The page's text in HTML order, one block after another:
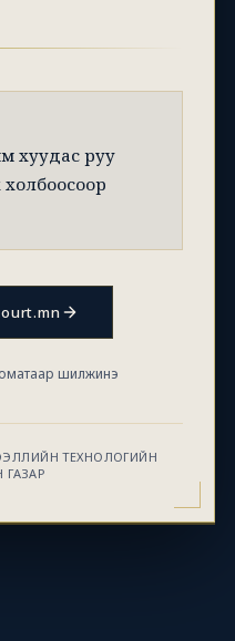
хуудас руу
шилжинэ
ТЕХНОЛОГИЙН
ГАЗАР